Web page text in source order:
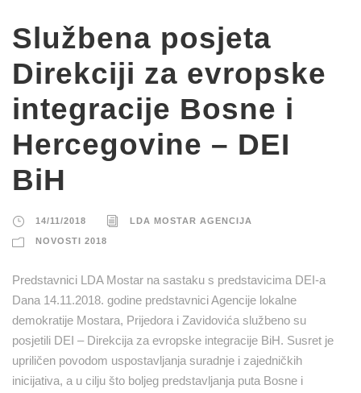
Službena posjeta
Direkciji za evropske
integracije Bosne i
Hercegovine – DEI
BiH
14/11/2018 LDA MOSTAR AGENCIJA
NOVOSTI 2018
Predstavnici LDA Mostar na sastaku s predstavicima DEI-a
Dana 14.11.2018. godine predstavnici Agencije lokalne
demokratije Mostara, Prijedora i Zavidovića službeno su
posjetili DEI – Direkcija za evropske integracije BiH. Susret je
upriličen povodom uspostavljanja suradnje i zajedničkih
inicijativa, a u cilju što boljeg predstavljanja puta Bosne i